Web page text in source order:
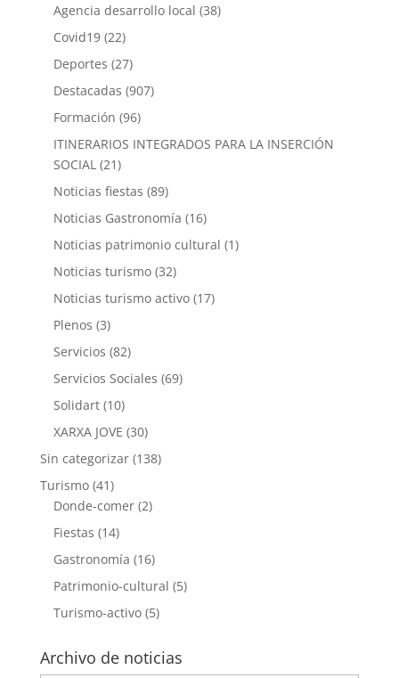
Agencia desarrollo local (38)
Covid19(22)
Deportes (27)
Destacadas (907)
Formación (96)
ITINERARIOS INTEGRADOS PARA LA INSERCIÓN
SOCIAL (21)
Noticias fiestas (89)
Noticias Gastronomía (16)
Noticias patrimonio cultural (1)
Noticias turismo(32)
Noticias turismo activo(17)
Plenos (3)
Servicios (82)
Servicios Sociales (69)
Solidart(10)
XARXA JOVE (30)
Sin categorizar(138)
Turismo(41)
Donde-comer(2)
Fiestas (14)
Gastronomía (16)
Patrimonio-cultural (5)
Turismo-activo(5)
Archivo de noticias